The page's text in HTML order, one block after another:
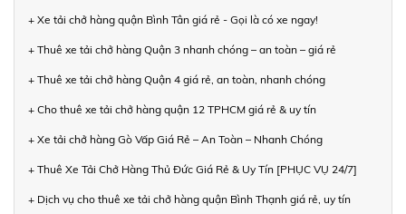
+ Xe tải chở hàng quận Bình Tân giá rẻ - Gọi là có xe ngay!
+ Thuê xe tải chở hàng Quận 3 nhanh chóng – an toàn – giá rẻ
+ Thuê xe tải chở hàng Quận 4 giá rẻ, an toàn, nhanh chóng
+ Cho thuê xe tải chở hàng quận 12 TPHCM giá rẻ & uy tín
+ Xe tải chở hàng Gò Vấp Giá Rẻ – An Toàn – Nhanh Chóng
+ Thuê Xe Tải Chở Hàng Thủ Đức Giá Rẻ & Uy Tín [PHỤC VỤ 24/7]
+ Dịch vụ cho thuê xe tải chở hàng quận Bình Thạnh giá rẻ, uy tín